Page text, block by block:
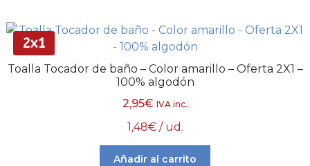
2x1
Toalla Tocador de baño – Color amarillo – Oferta 2X1 –
100% algodón
2,95€ IVA inc.
1,48€ / ud.
Añadir al carrito